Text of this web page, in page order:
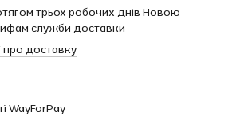
трьох робочих днів Новою
служби доставки
про доставку
WayForPay